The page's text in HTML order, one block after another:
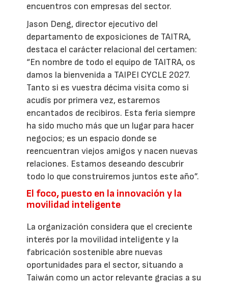
encuentros con empresas del sector.
Jason Deng, director ejecutivo del
departamento de exposiciones de TAITRA,
destaca el carácter relacional del certamen:
“En nombre de todo el equipo de TAITRA, os
damos la bienvenida a TAIPEI CYCLE 2027.
Tanto si es vuestra décima visita como si
acudís por primera vez, estaremos
encantados de recibiros. Esta feria siempre
ha sido mucho más que un lugar para hacer
negocios; es un espacio donde se
reencuentran viejos amigos y nacen nuevas
relaciones. Estamos deseando descubrir
todo lo que construiremos juntos este año”.
El foco, puesto en la innovación y la
movilidad inteligente
La organización considera que el creciente
interés por la movilidad inteligente y la
fabricación sostenible abre nuevas
oportunidades para el sector, situando a
Taiwán como un actor relevante gracias a su